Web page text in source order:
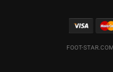
FOOT-